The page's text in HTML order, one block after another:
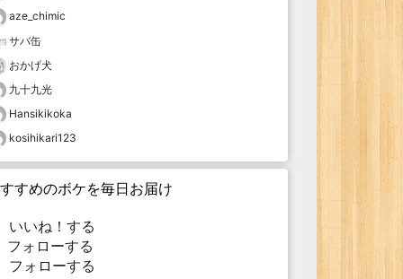
aze_chimic
サバ缶
おかげ犬
九十九光
Hansikikoka
kosihikari123
すめのボケを毎日お届け
いいね！する
ォローする
フォローする